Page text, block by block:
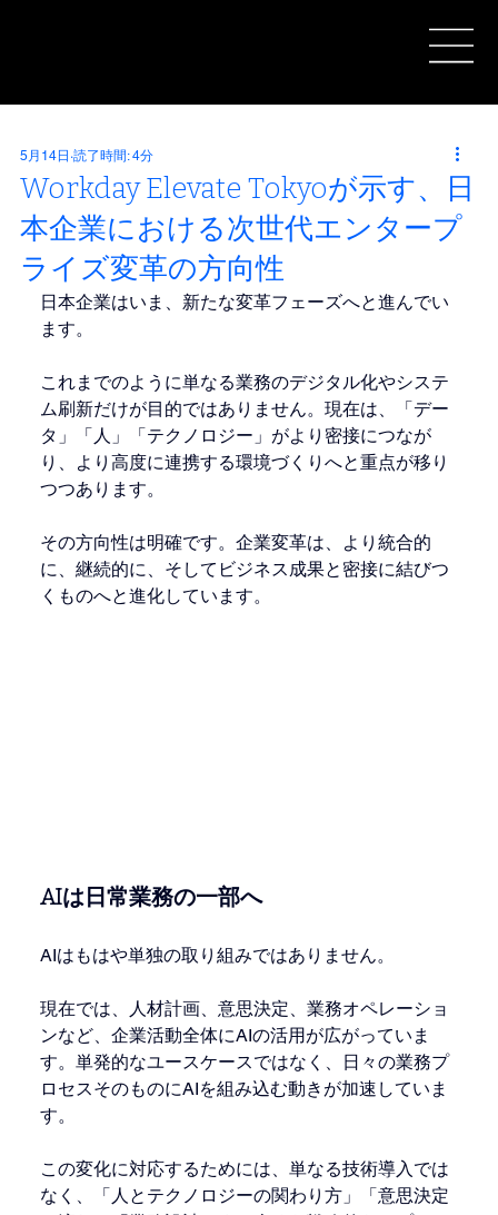
Workday Elevate Tokyoが示す、日
本企業における次世代エンタープ
ライズ変革の方向性
5月14日 読了時間: 4分
日本企業はいま、新たな変革フェーズへと進んでい
ます。
これまでのように単なる業務のデジタル化やシステ
ム刷新だけが目的ではありません。現在は、「デー
タ」「人」「テクノロジー」がより密接につなが
り、より高度に連携する環境づくりへと重点が移り
つつあります。
その方向性は明確です。企業変革は、より統合的
に、継続的に、そしてビジネス成果と密接に結びつ
くものへと進化しています。
AIは日常業務の一部へ
AIはもはや単独の取り組みではありません。
現在では、人材計画、意思決定、業務オペレーショ
ンなど、企業活動全体にAIの活用が広がっていま
す。単発的なユースケースではなく、日々の業務プ
ロセスそのものにAIを組み込む動きが加速していま
す。
この変化に対応するためには、単なる技術導入では
なく、「人とテクノロジーの関わり方」「意思決定